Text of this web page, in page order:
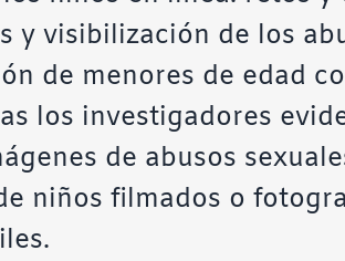
y visibilización de los
de menores de edad
los investigadores
de abusos
niños filmados o